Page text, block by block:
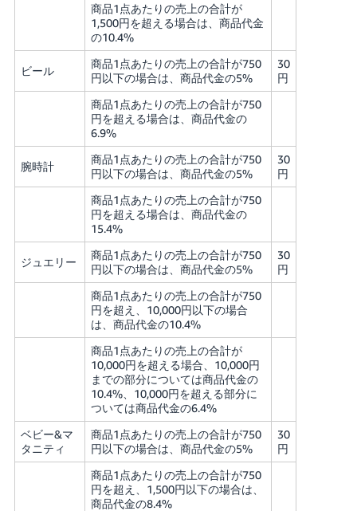
商品1点あたりの売上の合計が
1,500円を超える場合は、商品代金
の10.4%
ビール
商品1点あたりの売上の合計が750
円以下の場合は、商品代金の5%
30
円
商品1点あたりの売上の合計が750
円を超える場合は、商品代金の
6.9%
腕時計
商品1点あたりの売上の合計が750
円以下の場合は、商品代金の5%
30
円
商品1点あたりの売上の合計が750
円を超える場合は、商品代金の
15.4%
ジュエリー
商品1点あたりの売上の合計が750
円以下の場合は、商品代金の5%
30
円
商品1点あたりの売上の合計が750
円を超え、10,000円以下の場合
は、商品代金の10.4%
商品1点あたりの売上の合計が
10,000円を超える場合、10,000円
までの部分については商品代金の
10.4%、10,000円を超える部分に
ついては商品代金の6.4%
ベビー&マ
タニティ
商品1点あたりの売上の合計が750
円以下の場合は、商品代金の5%
30
円
商品1点あたりの売上の合計が750
円を超え、1,500円以下の場合は、
商品代金の8.4%